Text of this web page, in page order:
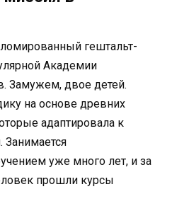
гештальт-
Академии
Замужем, двое детей.
на основе древних
адаптировала к
уже много лет, и за
прошли курсы